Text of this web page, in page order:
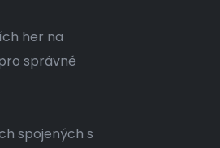
her na
správné
spojených s